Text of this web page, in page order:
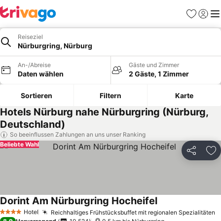
Favoriten
Reiseziel
Nürburgring, Nürburg
An-/Abreise
Daten wählen
Gäste und Zimmer
2 Gäste, 1 Zimmer
Sortieren Filtern Karte
Hotels Nürburg nahe Nürburgring (Nürburg,
Deutschland)
So beeinflussen Zahlungen an uns unser Ranking
Teilen
Beliebte Wahl
4 Sterne Hotel Reichhaltiges Frühstücksbuffet mit regionalen Spezialitäten
Dorint Am Nürburgring Hocheifel